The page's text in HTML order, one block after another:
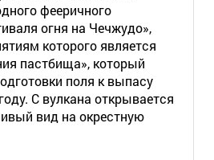
фееричного
огня на Чечжудо»,
которого является
пастбища», который
поля к выпасу
С вулкана открывается
вид на окрестную